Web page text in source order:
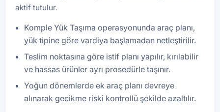
aktif tutulur.
Komple Yük Taşıma operasyonunda araç planı,
yük tipine göre vardiya başlamadan netleştirilir.
Teslim noktasına göre istif planı yapılır, kırılabilir
ve hassas ürünler ayrı prosedürle taşınır.
Yoğun dönemlerde ek araç planı devreye
alınarak gecikme riski kontrollü şekilde azaltılır.